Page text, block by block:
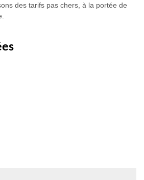
des tarifs pas chers, à la portée de